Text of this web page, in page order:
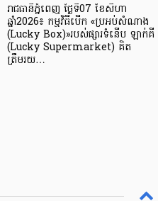
រាជធានីភ្នំពេញ ថ្ងៃទី07 ខែសីហា
ឆ្នាំ2026៖ កម្មវិធីបើក «ប្រអប់សំណាង
(Lucky Box)»របស់ផ្សារទំនើប ឡាក់គី
(Lucky Supermarket) គិត
ត្រឹមរយ…